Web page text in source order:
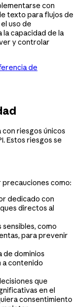
con
texto para flujos de
uso de
capacidad de la
y controlar
de
riesgos únicos
Estos riesgos se
precauciones como:
dedicado con
directos al
como
para prevenir
de dominios
a contenido
que
en el
consentimiento